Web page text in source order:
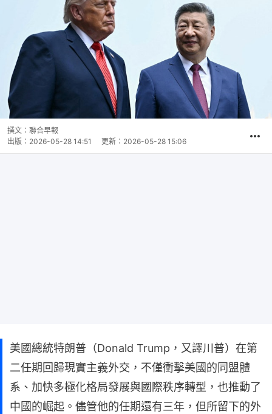
撰文： 聯合早報
出版： 2026-05-28 14:51 更新： 2026-05-28 15:06
美國總統特朗普（Donald Trump，又譯川普）在第
二任期回歸現實主義外交，不僅衝擊美國的同盟體
系、加快多極化格局發展與國際秩序轉型，也推動了
中國的崛起。儘管他的任期還有三年，但所留下的外